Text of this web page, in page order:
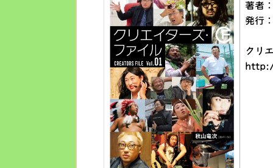
著者
発行
クリ